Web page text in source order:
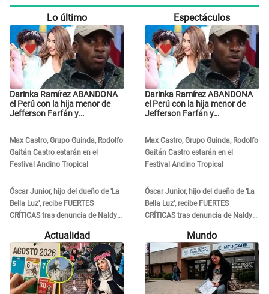
Lo último
Darinka Ramírez ABANDONA
el Perú con la hija menor de
Jefferson Farfán y
Max Castro, Grupo Guinda, Rodolfo
Gaitán Castro estarán en el
Festival Andino Tropical
Óscar Junior, hijo del dueño de 'La
Bella Luz', recibe FUERTES
CRÍTICAS tras denuncia de Naldy
Saldaña contra su tío: "Cómplice"
Espectáculos
Darinka Ramírez ABANDONA
el Perú con la hija menor de
Jefferson Farfán y
Max Castro, Grupo Guinda, Rodolfo
Gaitán Castro estarán en el
Festival Andino Tropical
Óscar Junior, hijo del dueño de 'La
Bella Luz', recibe FUERTES
CRÍTICAS tras denuncia de Naldy
Saldaña contra su tío: "Cómplice"
Actualidad Mundo